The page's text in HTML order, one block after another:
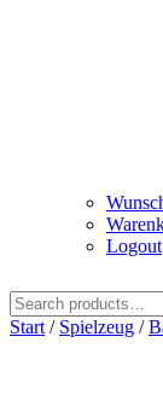
Logout
for:
Start / Spielzeug /